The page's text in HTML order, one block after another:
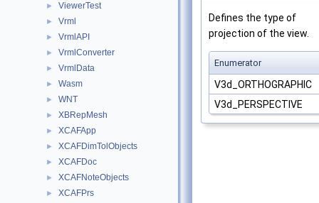
► ViewerTest
► Vrml
► VrmlAPI
► VrmlConverter
► VrmlData
► Wasm
► WNT
► XBRepMesh
► XCAFApp
► XCAFDimTolObjects
► XCAFDoc
► XCAFNoteObjects
► XCAFPrs
Defines the type of
projection of the view.
Enumerator
V3d_ORTHOGRAPHIC
V3d_PERSPECTIVE